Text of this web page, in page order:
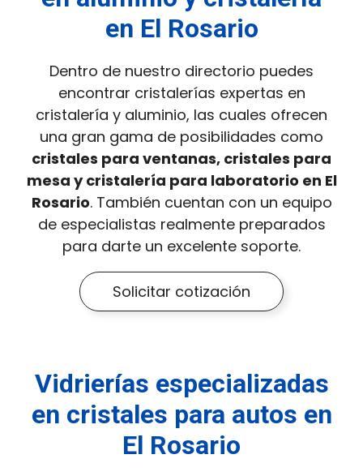
en El Rosario
Dentro de nuestro directorio puedes
encontrar cristalerías expertas en
cristalería y aluminio, las cuales ofrecen
una gran gama de posibilidades como
cristales para ventanas, cristales para
mesa y cristalería para laboratorio en El
Rosario. También cuentan con un equipo
de especialistas realmente preparados
para darte un excelente soporte.
Solicitar cotización
Vidrierías especializadas
en cristales para autos en
El Rosario